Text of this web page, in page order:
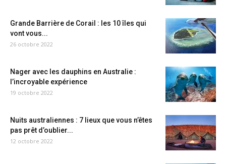
Grande Barrière de Corail : les 10 îles qui
vont vous...
26 octobre 2022
Nager avec les dauphins en Australie :
l’incroyable expérience
19 octobre 2022
Nuits australiennes : 7 lieux que vous n’êtes
pas prêt d’oublier...
12 octobre 2022